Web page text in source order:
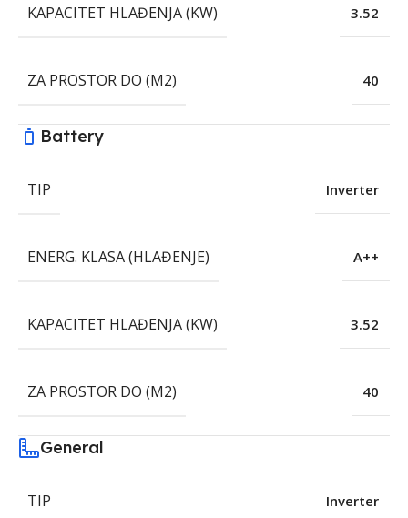
KAPACITET HLAĐENJA (KW) 3.52
ZA PROSTOR DO (M2) 40
Battery
TIP Inverter
ENERG. KLASA (HLAĐENJE) A++
KAPACITET HLAĐENJA (KW) 3.52
ZA PROSTOR DO (M2) 40
General
TIP Inverter